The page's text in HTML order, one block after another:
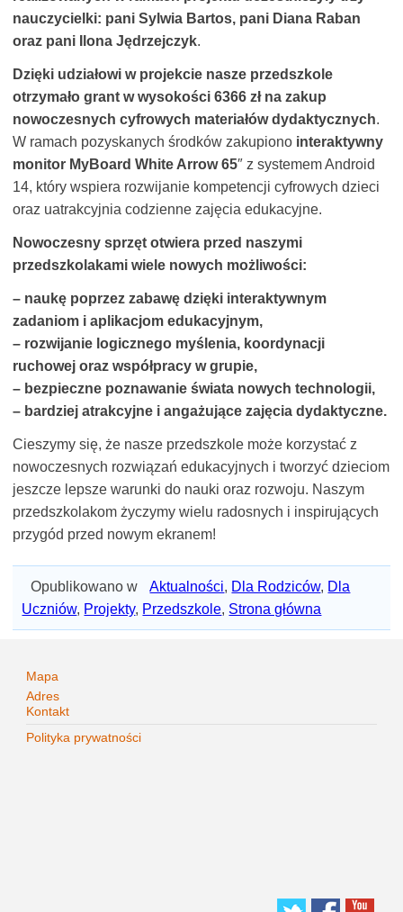
nauczycielki: pani Sylwia Bartos, pani Diana Raban
oraz pani Ilona Jędrzejczyk.
Dzięki udziałowi w projekcie nasze przedszkole
otrzymało grant w wysokości 6366 zł na zakup
nowoczesnych cyfrowych materiałów dydaktycznych.
W ramach pozyskanych środków zakupiono interaktywny
monitor MyBoard White Arrow 65″ z systemem Android
14, który wspiera rozwijanie kompetencji cyfrowych dzieci
oraz uatrakcyjnia codzienne zajęcia edukacyjne.
Nowoczesny sprzęt otwiera przed naszymi
przedszkolakami wiele nowych możliwości:
– naukę poprzez zabawę dzięki interaktywnym
zadaniom i aplikacjom edukacyjnym,
– rozwijanie logicznego myślenia, koordynacji
ruchowej oraz współpracy w grupie,
– bezpieczne poznawanie świata nowych technologii,
– bardziej atrakcyjne i angażujące zajęcia dydaktyczne.
Cieszymy się, że nasze przedszkole może korzystać z
nowoczesnych rozwiązań edukacyjnych i tworzyć dzieciom
jeszcze lepsze warunki do nauki oraz rozwoju. Naszym
przedszkolakom życzymy wielu radosnych i inspirujących
przygód przed nowym ekranem!
Opublikowano w Aktualności, Dla Rodziców, Dla
Uczniów, Projekty, Przedszkole, Strona główna
Mapa
Adres
Kontakt
Polityka prywatności